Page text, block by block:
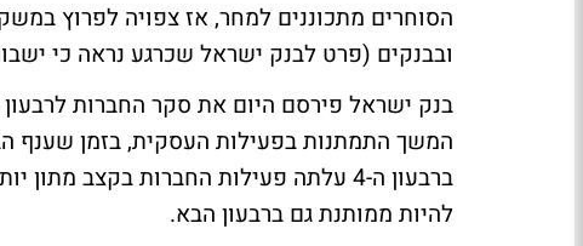
הסוחרים מתכוננים למחר, אז צפויה לפרוץ
ובבנקים (פרט לבנק ישראל שכרגע נראה כי
בנק ישראל פירסם היום את סקר החברות
המשך התמתנות בפעילות העסקית, בזמן שענף
להיות ממותנת גם ברבעון הבא.